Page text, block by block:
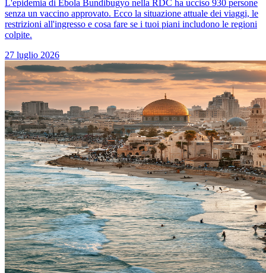
L'epidemia di Ebola Bundibugyo nella RDC ha ucciso 930 persone
senza un vaccino approvato. Ecco la situazione attuale dei viaggi, le
restrizioni all'ingresso e cosa fare se i tuoi piani includono le regioni
colpite.
27 luglio 2026